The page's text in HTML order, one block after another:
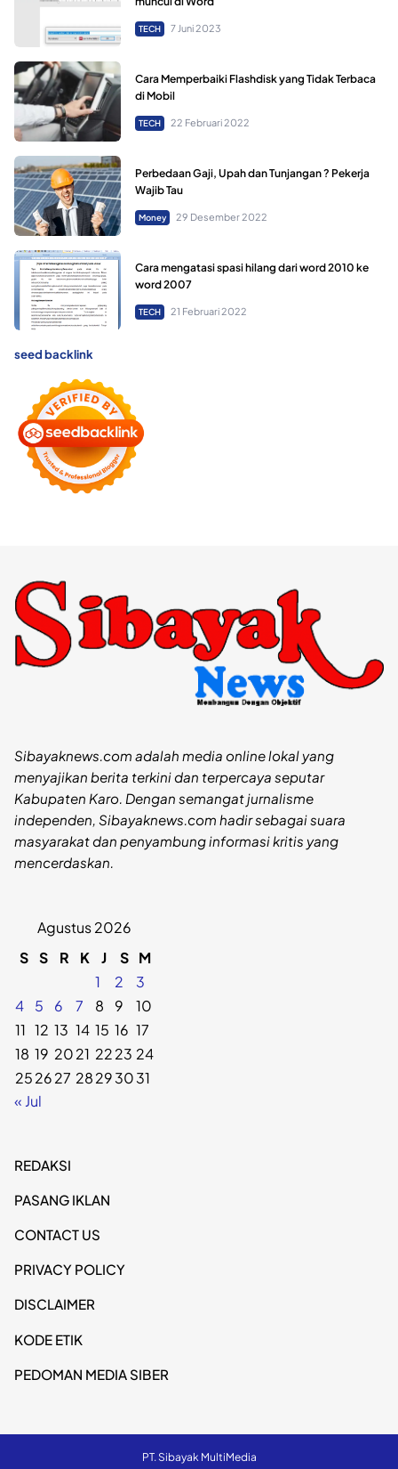
TECH 7 Juni 2023
Cara Memperbaiki Flashdisk yang Tidak Terbaca
di Mobil
TECH 22 Februari 2022
Perbedaan Gaji, Upah dan Tunjangan ? Pekerja
Wajib Tau
Money 29 Desember 2022
Cara mengatasi spasi hilang dari word 2010 ke
word 2007
TECH 21 Februari 2022
seed backlink
Sibayaknews.com adalah media online lokal yang
menyajikan berita terkini dan terpercaya seputar
Kabupaten Karo. Dengan semangat jurnalisme
independen, Sibayaknews.com hadir sebagai suara
masyarakat dan penyambung informasi kritis yang
mencerdaskan.
Agustus 2026
S S R K J S M
1
2
3
4
5 6 7 8 9
10
11 12 13 14 15 16 17
18 19 2021 2223 24
252627 28293031
« Jul
REDAKSI
PASANG IKLAN
CONTACT US
PRIVACY POLICY
DISCLAIMER
KODE ETIK
PEDOMAN MEDIA SIBER
PT. Sibayak MultiMedia